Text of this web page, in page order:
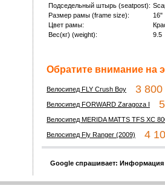
Подседельный штырь (seatpost):
Размер рамы (frame size):
16"
Цвет рамы:
Вес(кг) (weight):
9.5
Обратите внимание на
Велосипед FLY Crush Boy 3 800
Велосипед FORWARD Zaragoza I 5
Велосипед MERIDA MATTS TFS XC
Велосипед Fly Ranger (2009) 4
Google спрашивает: